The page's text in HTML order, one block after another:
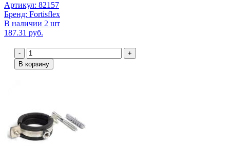
Артикул: 82157
Бренд: Fortisflex
В наличии 2 шт
187.31 руб.
-
+
В корзину